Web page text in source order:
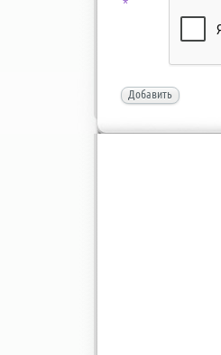
*
Добавить